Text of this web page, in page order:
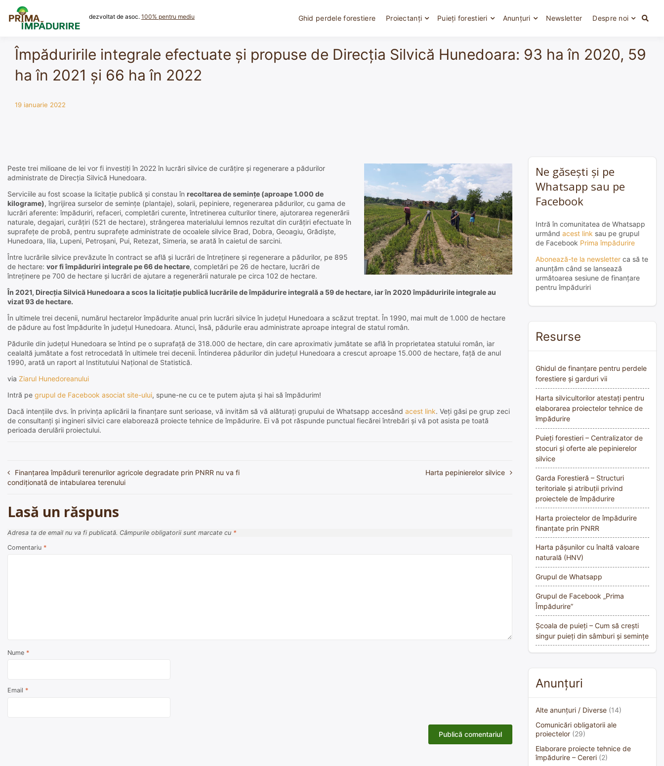
content
dezvoltat de asoc. 100% pentru mediu Ghid perdele forestiere Proiectanți Puieți forestieri Anunțuri Newsletter Despre noi
Împăduririle integrale efectuate și propuse de Direcția Silvică Hunedoara: 93 ha în 2020, 59
ha în 2021 și 66 ha în 2022
19 ianuarie 2022
Peste trei milioane de lei vor fi investiţi în 2022 în lucrări silvice de curăţire şi regenerare a pădurilor
administrate de Direcţia Silvică Hunedoara.
Serviciile au fost scoase la licitaţie publică şi constau în recoltarea de seminţe (aproape 1.000 de
kilograme), îngrijirea surselor de seminţe (plantaje), solarii, pepiniere, regenerarea pădurilor, cu gama de
lucrări aferente: împăduriri, refaceri, completări curente, întretinerea culturilor tinere, ajutorarea regenerării
naturale, degajari, curăţiri (521 de hectare), strângerea materialului lemnos rezultat din curăţiri efectuate în
suprafeţe de probă, pentru suprafeţe administrate de ocoalele silvice Brad, Dobra, Geoagiu, Grădişte,
Hunedoara, Ilia, Lupeni, Petroşani, Pui, Retezat, Simeria, se arată în caietul de sarcini.
Între lucrările silvice prevăzute în contract se află şi lucrări de întreţinere şi regenerare a pădurilor, pe 895
de hectare: vor fi împăduriri integrale pe 66 de hectare, completări pe 26 de hectare, lucrări de
întreţinere pe 700 de hectare şi lucrări de ajutare a regenerării naturale pe circa 102 de hectare.
În 2021, Direcţia Silvică Hunedoara a scos la licitaţie publică lucrările de împădurire integrală a 59 de hectare, iar în 2020 împăduririle integrale au
vizat 93 de hectare.
În ultimele trei decenii, numărul hectarelor împădurite anual prin lucrări silvice în judeţul Hunedoara a scăzut treptat. În 1990, mai mult de 1.000 de hectare
de pădure au fost împădurite în judeţul Hunedoara. Atunci, însă, pădurile erau administrate aproape integral de statul român.
Pădurile din judeţul Hunedoara se întind pe o suprafaţă de 318.000 de hectare, din care aproximativ jumătate se află în proprietatea statului român, iar
cealaltă jumătate a fost retrocedată în ultimele trei decenii. Întinderea pădurilor din judeţul Hunedoara a crescut aproape 15.000 de hectare, faţă de anul
1990, arată un raport al Institutului Naţional de Statistică.
via Ziarul Hunedoreanului
Intră pe grupul de Facebook asociat site-ului, spune-ne cu ce te putem ajuta și hai să împădurim!
Dacă intențiile dvs. în privința aplicării la finanțare sunt serioase, vă invităm să vă alăturați grupului de Whatsapp accesând acest link. Veți găsi pe grup zeci
de consultanți și ingineri silvici care elaborează proiecte tehnice de împădurire. Ei vă pot răspunde punctual fiecărei întrebări și vă pot asista pe toată
perioada derulării proiectului.
Navigare
articole
Finanțarea împădurii terenurilor agricole degradate prin PNRR nu va fi
condiționată de intabularea terenului
Harta pepinierelor silvice
Lasă un răspuns
Adresa ta de email nu va fi publicată. Câmpurile obligatorii sunt marcate cu *
Comentariu *
Nume *
Email *
Ne găsești și pe
Whatsapp sau pe
Facebook
Intră în comunitatea de Whatsapp
urmând acest link sau pe grupul
de Facebook Prima împădurire
Abonează-te la newsletter ca să te
anunțăm când se lansează
următoarea sesiune de finanțare
pentru împăduriri
Resurse
Ghidul de finanțare pentru perdele
forestiere și garduri vii
Harta silvicultorilor atestați pentru
elaborarea proiectelor tehnice de
împădurire
Puieți forestieri – Centralizator de
stocuri și oferte ale pepinierelor
silvice
Garda Forestieră – Structuri
teritoriale și atribuții privind
proiectele de împădurire
Harta proiectelor de împădurire
finanțate prin PNRR
Harta pășunilor cu înaltă valoare
naturală (HNV)
Grupul de Whatsapp
Grupul de Facebook „Prima
Împădurire”
Școala de puieți – Cum să crești
singur puieți din sâmburi și semințe
Anunțuri
Alte anunțuri / Diverse (14)
Comunicări obligatorii ale
proiectelor (29)
Elaborare proiecte tehnice de
împădurire – Cereri (2)